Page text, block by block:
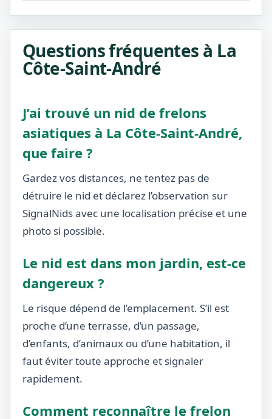
Questions fréquentes à La
Côte-Saint-André
J’ai trouvé un nid de frelons
asiatiques à La Côte-Saint-André,
que faire ?
Gardez vos distances, ne tentez pas de
détruire le nid et déclarez l’observation sur
SignalNids avec une localisation précise et une
photo si possible.
Le nid est dans mon jardin, est-ce
dangereux ?
Le risque dépend de l’emplacement. S’il est
proche d’une terrasse, d’un passage,
d’enfants, d’animaux ou d’une habitation, il
faut éviter toute approche et signaler
rapidement.
Comment reconnaître le frelon